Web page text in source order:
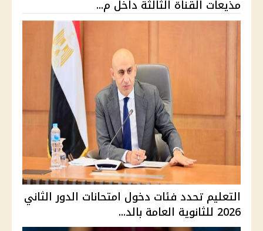
مذيعات القناة الثالثة داخل م...
التعليم تحدد فئات دخول امتحانات الدور الثاني
2026 للثانوية العامة بالد...